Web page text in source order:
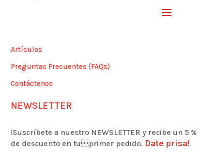
Artículos
Preguntas Frecuentes (FAQs)
Contáctenos
NEWSLETTER
¡Suscríbete a nuestro NEWSLETTER y recibe un 5 %
de descuento en tuprimer pedido. Date prisa!